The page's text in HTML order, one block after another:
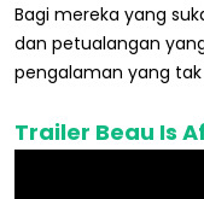
Bagi mereka yang
dan petualangan
pengalaman yang
Trailer Beau Is